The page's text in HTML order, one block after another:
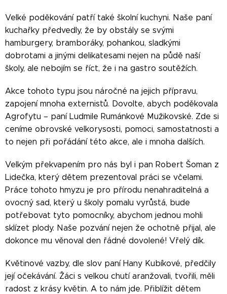
Velké poděkování patří také školní kuchyni. Naše paní
kuchařky předvedly, že by obstály se svými
hamburgery, bramboráky, pohankou, sladkými
dobrotami a jinými delikatesami nejen na půdě naší
školy, ale nebojím se říct, že i na gastro soutěžích.
Akce tohoto typu jsou náročné na jejich přípravu,
zapojení mnoha externistů. Dovolte, abych poděkovala
Agrofytu – paní Ludmile Rumánkové Mužikovské. Zde si
ceníme obrovské velkorysosti, pomoci, samostatnosti a
to nejen při pořádání této akce, ale i mnoha dalších.
Velkým překvapením pro nás byl i pan Robert Šoman z
Lidečka, který dětem prezentoval práci se včelami.
Práce tohoto hmyzu je pro přírodu nenahraditelná a
ovocný sad, který u školy pomalu vyrůstá, bude
potřebovat tyto pomocníky, abychom jednou mohli
sklízet plody. Naše pozvání nejen že ochotně přijal, ale
dokonce mu věnoval den řádné dovolené! Vřelý dík.
Květinové vazby, dle slov paní Hany Kubíkové, předčily
její očekávání. Žáci s velkou chutí aranžovali, tvořili, měli
radost z krásy květin. A to nám jde. Přiblížit dětem